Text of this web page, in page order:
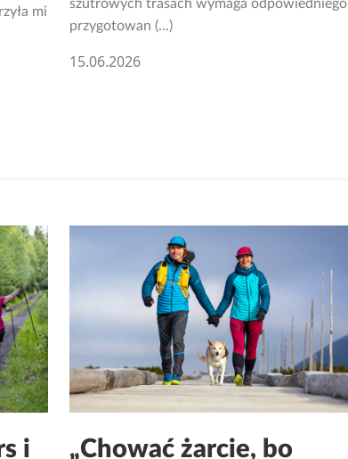
mi
szutrowych trasach wymaga odpowiedniego
przygotowan (...)
15.06.2026
i „Chować żarcie, bo